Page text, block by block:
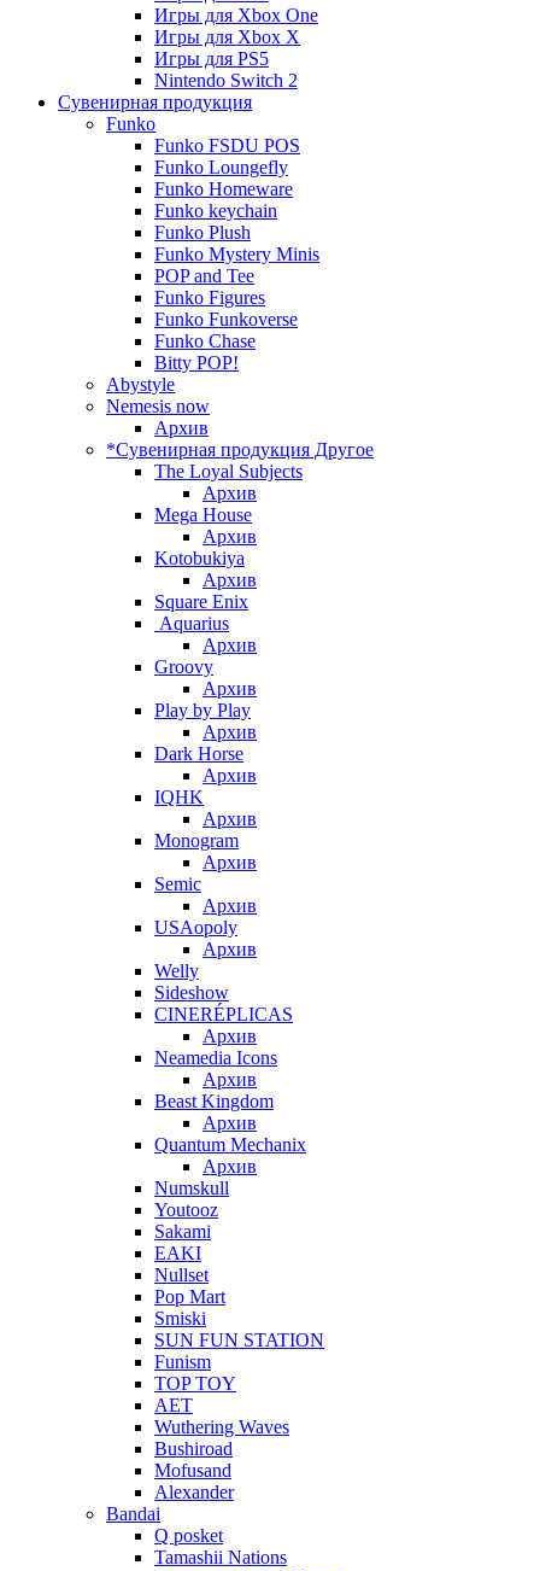
Игры для Xbox One
Игры для Xbox X
Игры для PS5
Nintendo Switch 2
Сувенирная продукция
Funko
Funko FSDU POS
Funko Loungefly
Funko Homeware
Funko keychain
Funko Plush
Funko Mystery Minis
POP and Tee
Funko Figures
Funko Funkoverse
Funko Chase
Bitty POP!
Abystyle
Nemesis now
Архив
*Сувенирная продукция Другое
The Loyal Subjects
Архив
Mega House
Архив
Kotobukiya
Архив
Square Enix
Aquarius
Архив
Groovy
Архив
Play by Play
Архив
Dark Horse
Архив
IQHK
Архив
Monogram
Архив
Semic
Архив
USAopoly
Архив
Welly
Sideshow
CINERÉPLICAS
Архив
Neamedia Icons
Архив
Beast Kingdom
Архив
Quantum Mechanix
Архив
Numskull
Youtooz
Sakami
EAKI
Nullset
Pop Mart
Smiski
SUN FUN STATION
Funism
TOP TOY
AET
Wuthering Waves
Bushiroad
Mofusand
Alexander
Bandai
Q posket
Tamashii Nations